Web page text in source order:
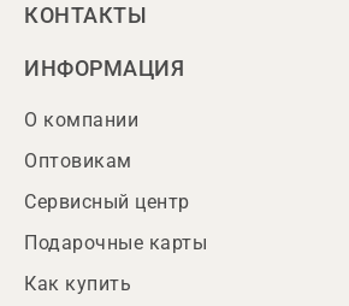
КОНТАКТЫ
ИНФОРМАЦИЯ
О компании
Оптовикам
Сервисный центр
Подарочные карты
Как купить